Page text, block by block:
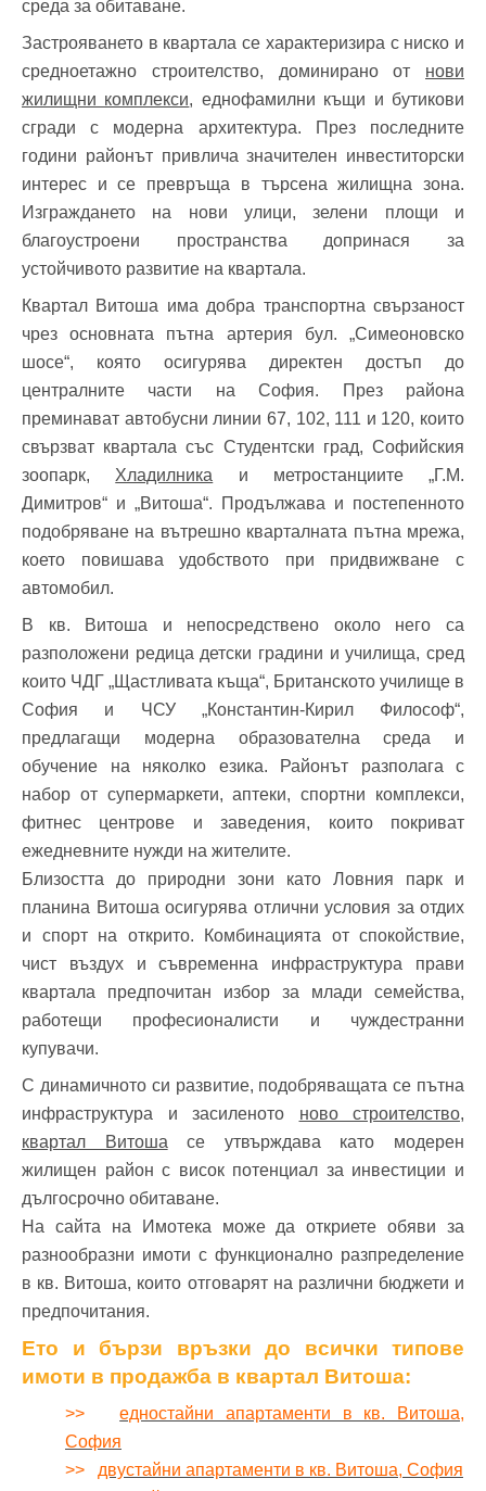
среда за обитаване.
Застрояването в квартала се характеризира с ниско и
средноетажно строителство, доминирано от нови
жилищни комплекси, еднофамилни къщи и бутикови
сгради с модерна архитектура. През последните
години районът привлича значителен инвеститорски
интерес и се превръща в търсена жилищна зона.
Изграждането на нови улици, зелени площи и
благоустроени пространства допринася за
устойчивото развитие на квартала.
Квартал Витоша има добра транспортна свързаност
чрез основната пътна артерия бул. „Симеоновско
шосе“, която осигурява директен достъп до
централните части на София. През района
преминават автобусни линии 67, 102, 111 и 120, които
свързват квартала със Студентски град, Софийския
зоопарк, Хладилника и метростанциите „Г.М.
Димитров“ и „Витоша“. Продължава и постепенното
подобряване на вътрешно кварталната пътна мрежа,
което повишава удобството при придвижване с
автомобил.
В кв. Витоша и непосредствено около него са
разположени редица детски градини и училища, сред
които ЧДГ „Щастливата къща“, Британското училище в
София и ЧСУ „Константин-Кирил Философ“,
предлагащи модерна образователна среда и
обучение на няколко езика. Районът разполага с
набор от супермаркети, аптеки, спортни комплекси,
фитнес центрове и заведения, които покриват
ежедневните нужди на жителите.
Близостта до природни зони като Ловния парк и
планина Витоша осигурява отлични условия за отдих
и спорт на открито. Комбинацията от спокойствие,
чист въздух и съвременна инфраструктура прави
квартала предпочитан избор за млади семейства,
работещи професионалисти и чуждестранни
купувачи.
С динамичното си развитие, подобряващата се пътна
инфраструктура и засиленото ново строителство,
квартал Витоша се утвърждава като модерен
жилищен район с висок потенциал за инвестиции и
дългосрочно обитаване.
На сайта на Имотека може да откриете обяви за
разнообразни имоти с функционално разпределение
в кв. Витоша, които отговарят на различни бюджети и
предпочитания.
Ето и бързи връзки до всички типове
имоти в продажба в квартал Витоша:
>>едностайни апартаменти в кв. Витоша,
София
>> двустайни апартаменти в кв. Витоша, София